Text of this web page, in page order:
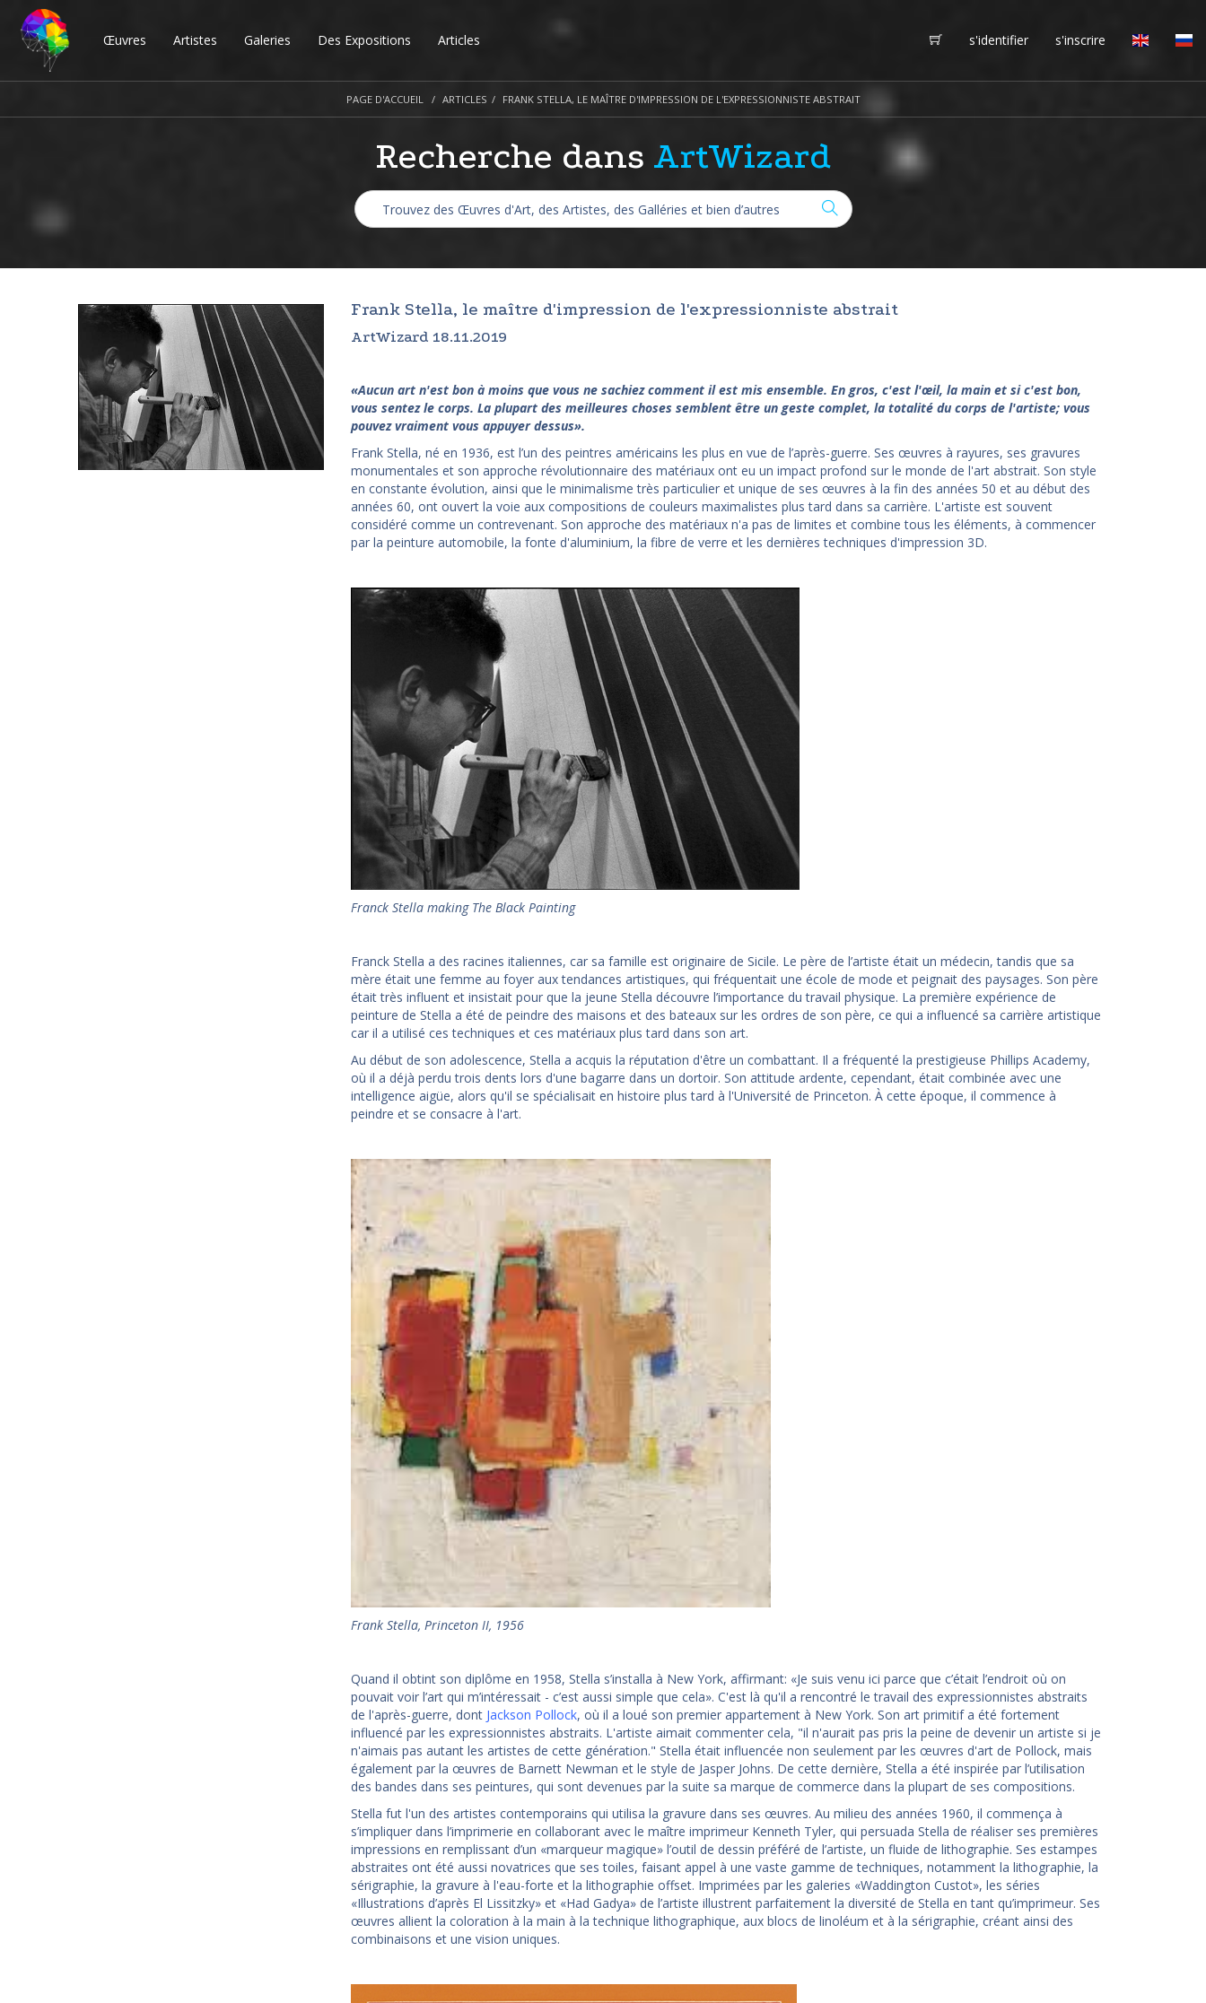
Œuvres Artistes Galeries Des Expositions Articles s'identifier s'inscrire
PAGE D'ACCUEIL ARTICLES FRANK STELLA, LE MAÎTRE D'IMPRESSION DE L'EXPRESSIONNISTE ABSTRAIT
Recherche dans ArtWizard
Frank Stella, le maître d'impression de l'expressionniste abstrait
ArtWizard 18.11.2019
«Aucun art n'est bon à moins que vous ne sachiez comment il est mis ensemble. En gros, c'est l'œil, la main et si c'est bon,
vous sentez le corps. La plupart des meilleures choses semblent être un geste complet, la totalité du corps de l'artiste; vous
pouvez vraiment vous appuyer dessus».
Frank Stella, né en 1936, est l’un des peintres américains les plus en vue de l’après-guerre. Ses œuvres à rayures, ses gravures
monumentales et son approche révolutionnaire des matériaux ont eu un impact profond sur le monde de l'art abstrait. Son style
en constante évolution, ainsi que le minimalisme très particulier et unique de ses œuvres à la fin des années 50 et au début des
années 60, ont ouvert la voie aux compositions de couleurs maximalistes plus tard dans sa carrière. L'artiste est souvent
considéré comme un contrevenant. Son approche des matériaux n'a pas de limites et combine tous les éléments, à commencer
par la peinture automobile, la fonte d'aluminium, la fibre de verre et les dernières techniques d'impression 3D.
Franck Stella making The Black Painting
Franck Stella a des racines italiennes, car sa famille est originaire de Sicile. Le père de l’artiste était un médecin, tandis que sa
mère était une femme au foyer aux tendances artistiques, qui fréquentait une école de mode et peignait des paysages. Son père
était très influent et insistait pour que la jeune Stella découvre l’importance du travail physique. La première expérience de
peinture de Stella a été de peindre des maisons et des bateaux sur les ordres de son père, ce qui a influencé sa carrière artistique
car il a utilisé ces techniques et ces matériaux plus tard dans son art.
Au début de son adolescence, Stella a acquis la réputation d'être un combattant. Il a fréquenté la prestigieuse Phillips Academy,
où il a déjà perdu trois dents lors d'une bagarre dans un dortoir. Son attitude ardente, cependant, était combinée avec une
intelligence aigüe, alors qu'il se spécialisait en histoire plus tard à l'Université de Princeton. À cette époque, il commence à
peindre et se consacre à l'art.
Frank Stella, Princeton II, 1956
Quand il obtint son diplôme en 1958, Stella s’installa à New York, affirmant: «Je suis venu ici parce que c’était l’endroit où on
pouvait voir l’art qui m’intéressait - c’est aussi simple que cela». C'est là qu'il a rencontré le travail des expressionnistes abstraits
de l'après-guerre, dont Jackson Pollock, où il a loué son premier appartement à New York. Son art primitif a été fortement
influencé par les expressionnistes abstraits. L'artiste aimait commenter cela, "il n'aurait pas pris la peine de devenir un artiste si je
n'aimais pas autant les artistes de cette génération." Stella était influencée non seulement par les œuvres d'art de Pollock, mais
également par la œuvres de Barnett Newman et le style de Jasper Johns. De cette dernière, Stella a été inspirée par l’utilisation
des bandes dans ses peintures, qui sont devenues par la suite sa marque de commerce dans la plupart de ses compositions.
Stella fut l'un des artistes contemporains qui utilisa la gravure dans ses œuvres. Au milieu des années 1960, il commença à
s’impliquer dans l’imprimerie en collaborant avec le maître imprimeur Kenneth Tyler, qui persuada Stella de réaliser ses premières
impressions en remplissant d’un «marqueur magique» l’outil de dessin préféré de l’artiste, un fluide de lithographie. Ses estampes
abstraites ont été aussi novatrices que ses toiles, faisant appel à une vaste gamme de techniques, notamment la lithographie, la
sérigraphie, la gravure à l'eau-forte et la lithographie offset. Imprimées par les galeries «Waddington Custot», les séries
«Illustrations d’après El Lissitzky» et «Had Gadya» de l’artiste illustrent parfaitement la diversité de Stella en tant qu’imprimeur. Ses
œuvres allient la coloration à la main à la technique lithographique, aux blocs de linoléum et à la sérigraphie, créant ainsi des
combinaisons et une vision uniques.